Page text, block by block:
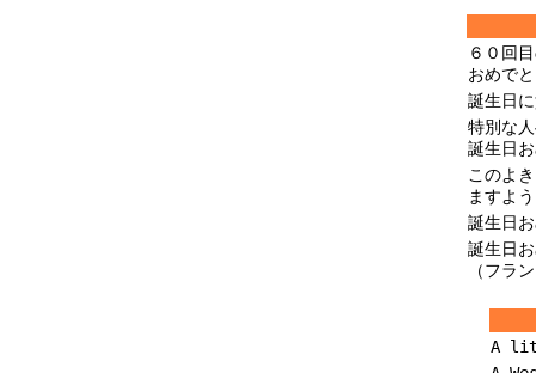
６０回
おめで
誕生日
特別な
誕生日
このよ
ますよ
誕生日
誕生日
（フラ
A